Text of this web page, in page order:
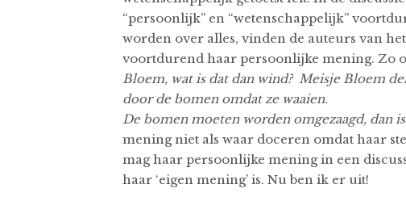
“persoonlijk” en “wetenschappelijk”
worden over alles, vinden de auteurs van
voortdurend haar persoonlijke mening. Zo
Bloem, wat is dat dan wind? Meisje Bloem
door de bomen omdat ze waaien.
De bomen moeten worden omgezaagd, dan is
mening niet als waar doceren omdat haar
mag haar persoonlijke mening in een
haar ‘eigen mening’ is. Nu ben ik er